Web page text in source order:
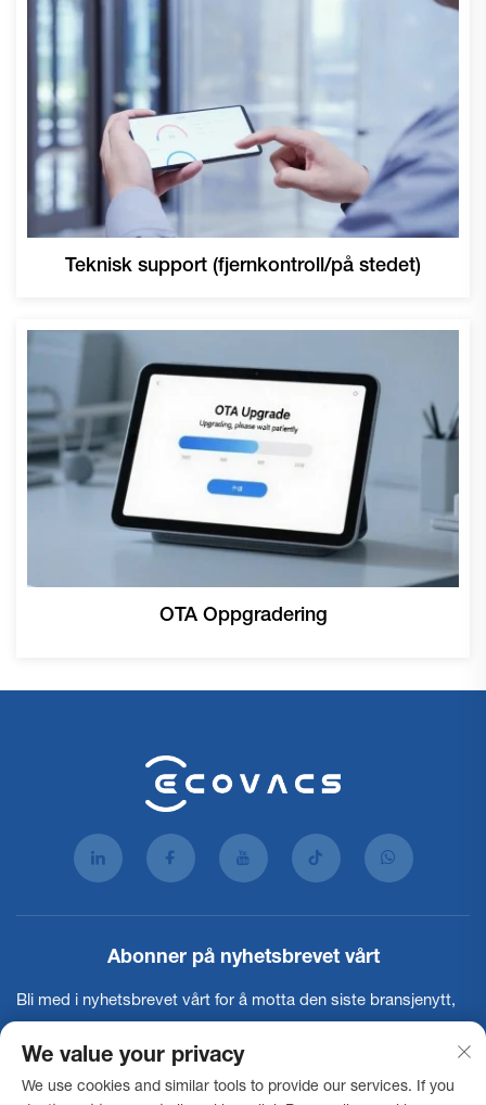
Teknisk support (fjernkontroll/på stedet)
OTA Oppgradering
Abonner på nyhetsbrevet vårt
Bli med i nyhetsbrevet vårt for å motta den siste bransjenytt,
We value your privacy
We use cookies and similar tools to provide our services. If you